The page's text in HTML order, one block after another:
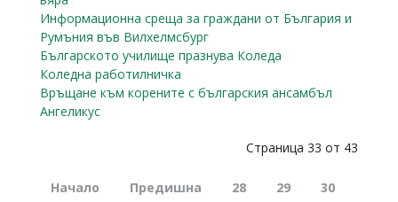
Информационна среща за граждани от България и
Румъния във Вилхелмсбург
Българското училище празнува Коледа
Коледна работилничка
Връщане към корените с българския ансамбъл
Ангеликус
Страница 33 от 43
Начало Предишна 28 29
30